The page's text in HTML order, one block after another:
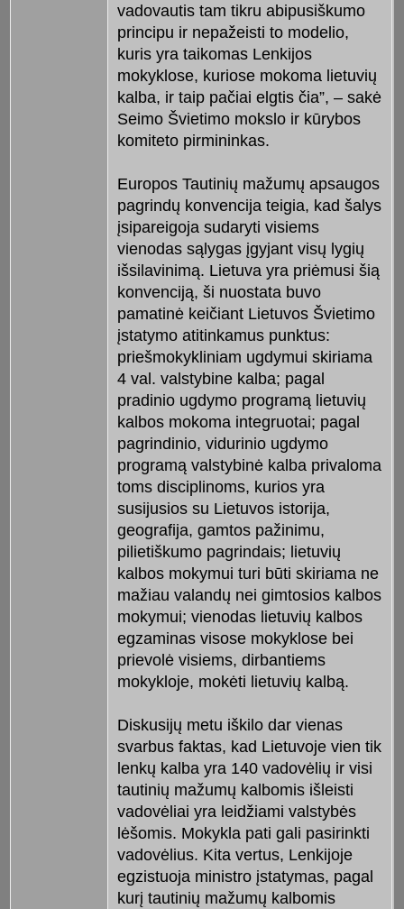
vadovautis tam tikru abipusiškumo
principu ir nepažeisti to modelio,
kuris yra taikomas Lenkijos
mokyklose, kuriose mokoma lietuvių
kalba, ir taip pačiai elgtis čia”, – sakė
Seimo Švietimo mokslo ir kūrybos
komiteto pirmininkas.
Europos Tautinių mažumų apsaugos
pagrindų konvencija teigia, kad šalys
įsipareigoja sudaryti visiems
vienodas sąlygas įgyjant visų lygių
išsilavinimą. Lietuva yra priėmusi šią
konvenciją, ši nuostata buvo
pamatinė keičiant Lietuvos Švietimo
įstatymo atitinkamus punktus:
priešmokykliniam ugdymui skiriama
4 val. valstybine kalba; pagal
pradinio ugdymo programą lietuvių
kalbos mokoma integruotai; pagal
pagrindinio, vidurinio ugdymo
programą valstybinė kalba privaloma
toms disciplinoms, kurios yra
susijusios su Lietuvos istorija,
geografija, gamtos pažinimu,
pilietiškumo pagrindais; lietuvių
kalbos mokymui turi būti skiriama ne
mažiau valandų nei gimtosios kalbos
mokymui; vienodas lietuvių kalbos
egzaminas visose mokyklose bei
prievolė visiems, dirbantiems
mokykloje, mokėti lietuvių kalbą.
Diskusijų metu iškilo dar vienas
svarbus faktas, kad Lietuvoje vien tik
lenkų kalba yra 140 vadovėlių ir visi
tautinių mažumų kalbomis išleisti
vadovėliai yra leidžiami valstybės
lėšomis. Mokykla pati gali pasirinkti
vadovėlius. Kita vertus, Lenkijoje
egzistuoja ministro įstatymas, pagal
kurį tautinių mažumų kalbomis